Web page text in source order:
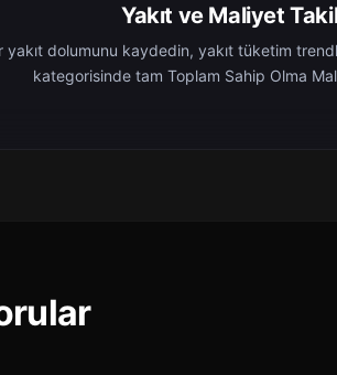
Yakıt ve Maliyet
yakıt dolumunu kaydedin, yakıt tüketim
kategorisinde tam Toplam Sahip Olma